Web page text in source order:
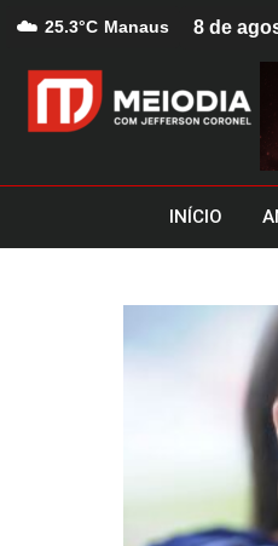
☁️ 25.3°C Manaus 8 de
INÍCIO